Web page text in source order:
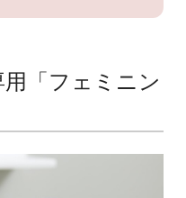
「フェミニン